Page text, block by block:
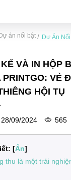
án nổi bật / Dự Án
VÀ IN HỘP
VẺ
HỘI TỤ
28/09/2024 565
[Ẩn]
thu là một trải